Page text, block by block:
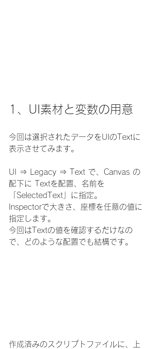
1、UI素材と変数の用意
今回は選択されたデータをUIのTextに
表示させてみます。
UI ⇒ Legacy ⇒ Text で、Canvas の
配下に Textを配置、名前を
「SelectedText」に指定。
Inspectorで大きさ、座標を任意の値に
指定します。
今回はTextの値を確認するだけなの
で、どのような配置でも結構です。
作成済みのスクリプトファイルに、上